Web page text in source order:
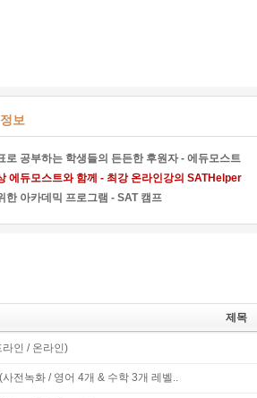
보
로 공부하는 학생들의 든든한 후원자 - 에듀모스트
에듀모스트와 함께 - 최강 온라인강의 SATHelper
한 아카데믹 프로그램 - SAT 캠프
제목
인 / 온라인)
사전녹화 / 영어 4개 & 수학 3개 레벨..